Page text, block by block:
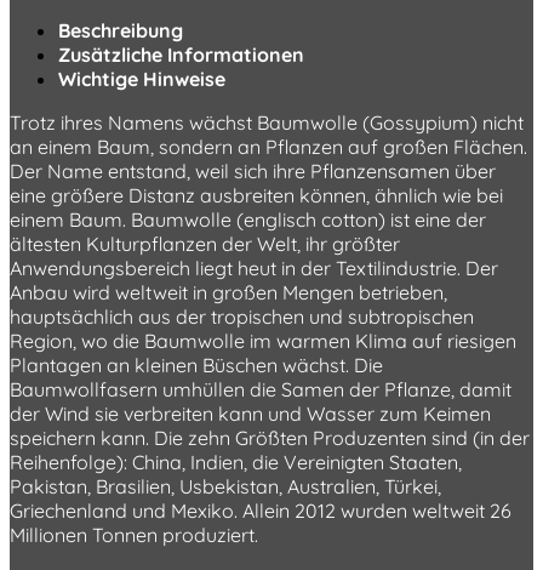
Beschreibung
Zusätzliche Informationen
Wichtige Hinweise
Trotz ihres Namens wächst Baumwolle (Gossypium) nicht
an einem Baum, sondern an Pflanzen auf großen Flächen.
Der Name entstand, weil sich ihre Pflanzensamen über
eine größere Distanz ausbreiten können, ähnlich wie bei
einem Baum. Baumwolle (englisch cotton) ist eine der
ältesten Kulturpflanzen der Welt, ihr größter
Anwendungsbereich liegt heut in der Textilindustrie. Der
Anbau wird weltweit in großen Mengen betrieben,
hauptsächlich aus der tropischen und subtropischen
Region, wo die Baumwolle im warmen Klima auf riesigen
Plantagen an kleinen Büschen wächst. Die
Baumwollfasern umhüllen die Samen der Pflanze, damit
der Wind sie verbreiten kann und Wasser zum Keimen
speichern kann. Die zehn Größten Produzenten sind (in der
Reihenfolge): China, Indien, die Vereinigten Staaten,
Pakistan, Brasilien, Usbekistan, Australien, Türkei,
Griechenland und Mexiko. Allein 2012 wurden weltweit 26
Millionen Tonnen produziert.